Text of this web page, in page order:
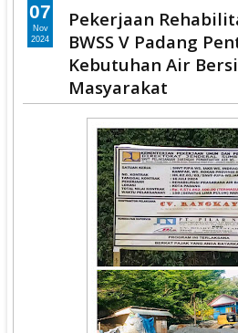
Pekerjaan
BWSS V Padang
Kebutuhan Air
Masyarakat
07
Nov
2024